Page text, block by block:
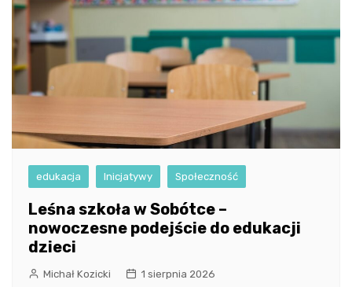
edukacja Inicjatywy Społeczność
Leśna szkoła w Sobótce –
nowoczesne podejście do edukacji
dzieci
Michał Kozicki 1 sierpnia 2026